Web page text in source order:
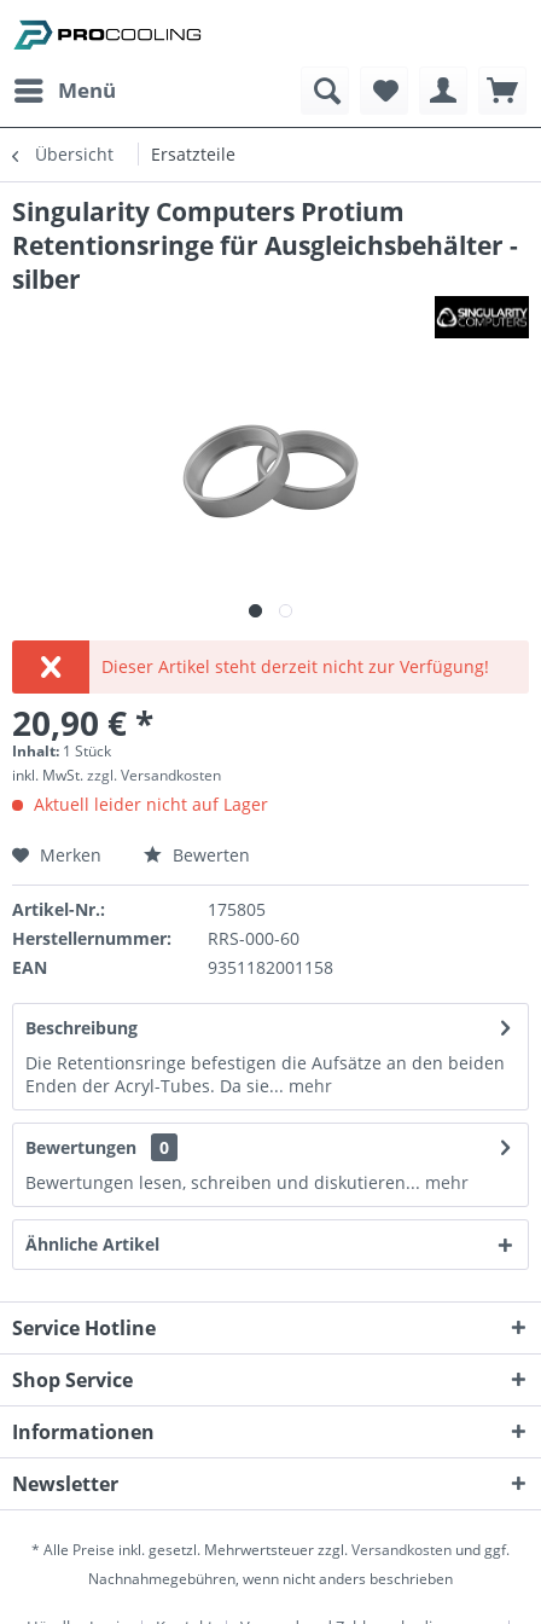
Menü
Übersicht Ersatzteile
Singularity Computers Protium
Retentionsringe für Ausgleichsbehälter -
silber
Dieser Artikel steht derzeit nicht zur Verfügung!
20,90 € *
Inhalt: 1 Stück
inkl. MwSt.zzgl. Versandkosten
Aktuell leider nicht auf Lager
Merken Bewerten
Artikel-Nr.:
175805
Herstellernummer:
RRS-000-60
EAN
9351182001158
Beschreibung
Die Retentionsringe befestigen die Aufsätze an den beiden
Enden der Acryl-Tubes. Da sie... mehr
Bewertungen
0
Bewertungen lesen, schreiben und diskutieren... mehr
Ähnliche Artikel
Service Hotline
Shop Service
Informationen
Newsletter
* Alle Preise inkl. gesetzl. Mehrwertsteuer zzgl.Versandkosten und ggf.
Nachnahmegebühren, wenn nicht anders beschrieben